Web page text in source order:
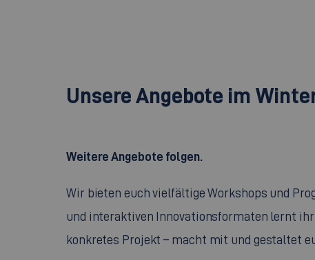
Unsere Angebote im
Weitere Angebote folgen.
Wir bieten euch vielfältige Workshops und
und interaktiven Innovationsformaten lernt ihr
konkretes Projekt – macht mit und gestaltet